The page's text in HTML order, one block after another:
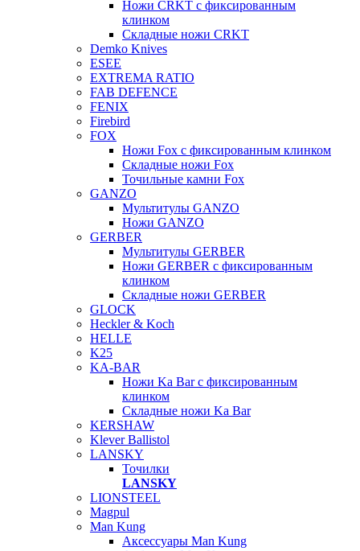
Ножи CRKT с фиксированным
клинком
Складные ножи CRKT
Demko Knives
ESEE
EXTREMA RATIO
FAB DEFENCE
FENIX
Firebird
FOX
Ножи Fox с фиксированным клинком
Складные ножи Fox
Точильные камни Fox
GANZO
Мультитулы GANZO
Ножи GANZO
GERBER
Мультитулы GERBER
Ножи GERBER с фиксированным
клинком
Складные ножи GERBER
GLOCK
Heckler & Koch
HELLE
K25
KA-BAR
Ножи Ka Bar c фиксированным
клинком
Складные ножи Ka Bar
KERSHAW
Klever Ballistol
LANSKY
Точилки
LANSKY
LIONSTEEL
Magpul
Man Kung
Аксессуары Man Kung